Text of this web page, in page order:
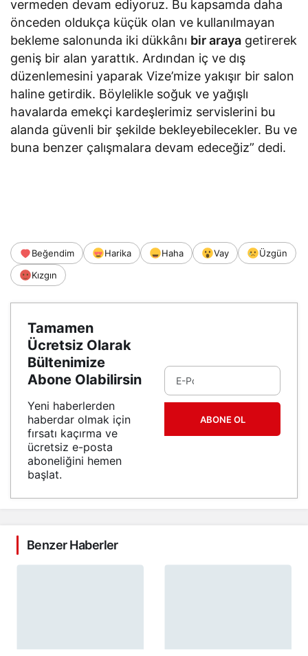
vermeden devam ediyoruz. Bu kapsamda daha
önceden oldukça küçük olan ve kullanılmayan
bekleme salonunda iki dükkânı bir araya getirerek
geniş bir alan yarattık. Ardından iç ve dış
düzenlemesini yaparak Vize’mize yakışır bir salon
haline getirdik. Böylelikle soğuk ve yağışlı
havalarda emekçi kardeşlerimiz servislerini bu
alanda güvenli bir şekilde bekleyebilecekler. Bu ve
buna benzer çalışmalara devam edeceğiz” dedi.
Beğendim Harika Haha Vay
Üzgün
Kızgın
Tamamen
Ücretsiz Olarak
Bültenimize
Abone Olabilirsin
Yeni haberlerden
haberdar olmak için
fırsatı kaçırma ve
ücretsiz e-posta
aboneliğini hemen
başlat.
ABONE OL
Benzer Haberler